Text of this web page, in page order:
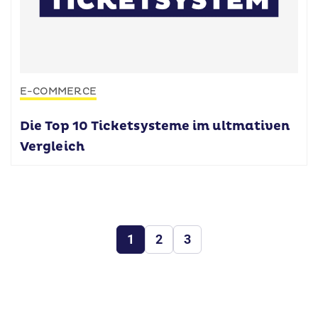
E-COMMERCE
Die Top 10 Ticketsysteme im ultmativen
Vergleich
1 2 3